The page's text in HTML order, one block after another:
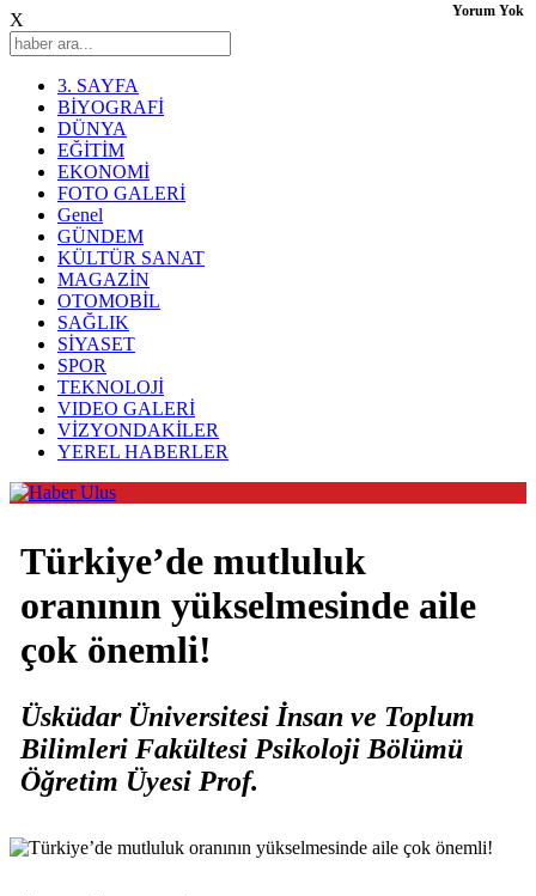
X
3. SAYFA
BİYOGRAFİ
DÜNYA
EĞİTİM
EKONOMİ
FOTO GALERİ
Genel
GÜNDEM
KÜLTÜR SANAT
MAGAZİN
OTOMOBİL
SAĞLIK
SİYASET
SPOR
TEKNOLOJİ
VIDEO GALERİ
VİZYONDAKİLER
YEREL HABERLER
Türkiye’de mutluluk
oranının yükselmesinde aile
çok önemli!
Üsküdar Üniversitesi İnsan ve Toplum
Bilimleri Fakültesi Psikoloji Bölümü
Öğretim Üyesi Prof.
Yorum Yok